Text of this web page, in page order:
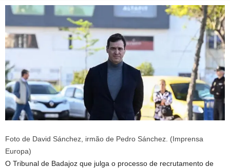
Foto de David Sánchez, irmão de Pedro Sánchez. (Imprensa
Europa)
O Tribunal de Badajoz que julga o processo de recrutamento de